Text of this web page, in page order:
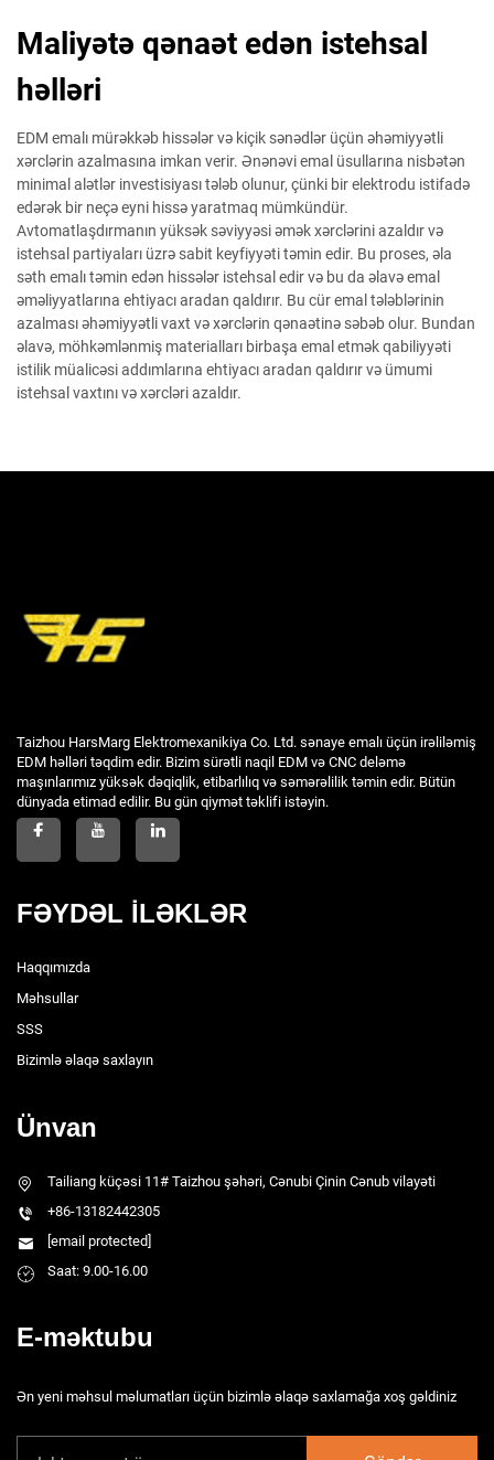
Maliyətə qənaət edən istehsal
həlləri
EDM emalı mürəkkəb hissələr və kiçik sənədlər üçün əhəmiyyətli
xərclərin azalmasına imkan verir. Ənənəvi emal üsullarına nisbətən
minimal alətlər investisiyası tələb olunur, çünki bir elektrodu istifadə
edərək bir neçə eyni hissə yaratmaq mümkündür.
Avtomatlaşdırmanın yüksək səviyyəsi əmək xərclərini azaldır və
istehsal partiyaları üzrə sabit keyfiyyəti təmin edir. Bu proses, əla
səth emalı təmin edən hissələr istehsal edir və bu da əlavə emal
əməliyyatlarına ehtiyacı aradan qaldırır. Bu cür emal tələblərinin
azalması əhəmiyyətli vaxt və xərclərin qənaətinə səbəb olur. Bundan
əlavə, möhkəmlənmiş materialları birbaşa emal etmək qabiliyyəti
istilik müalicəsi addımlarına ehtiyacı aradan qaldırır və ümumi
istehsal vaxtını və xərcləri azaldır.
Taizhou HarsMarg Elektromexanikiya Co. Ltd. sənaye emalı üçün irəliləmiş
EDM həlləri təqdim edir. Bizim sürətli naqil EDM və CNC deləmə
maşınlarımız yüksək dəqiqlik, etibarlılıq və səmərəlilik təmin edir. Bütün
dünyada etimad edilir. Bu gün qiymət təklifi istəyin.
FƏYDƏL İLƏKLƏR
Haqqımızda
Məhsullar
SSS
Bizimlə əlaqə saxlayın
Ünvan
Tailiang küçəsi 11# Taizhou şəhəri, Cənubi Çinin Cənub vilayəti
+86-13182442305
[email protected]
Saat: 9.00-16.00
E-məktubu
Ən yeni məhsul məlumatları üçün bizimlə əlaqə saxlamağa xoş gəldiniz